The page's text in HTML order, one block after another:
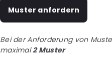
Muster anfordern
Bei der Anforderung von
maximal2 Muster